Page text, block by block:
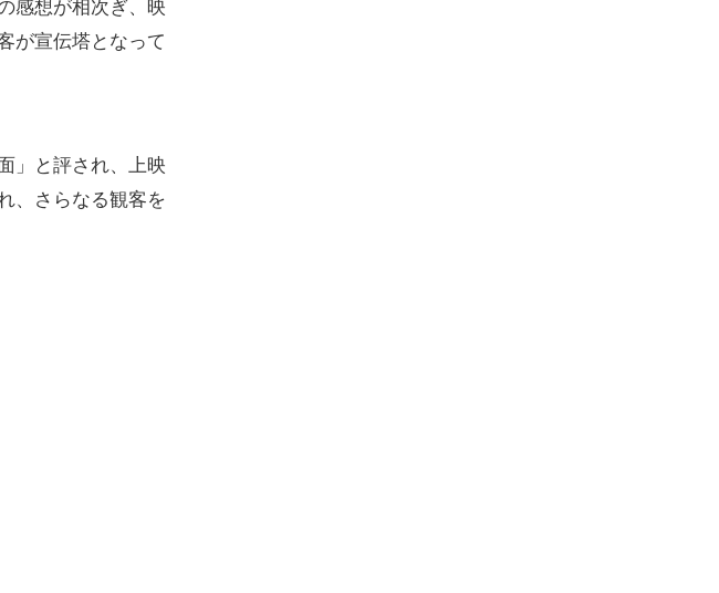
感想が相次ぎ、映
が宣伝塔となって
」と評され、上映
、さらなる観客を